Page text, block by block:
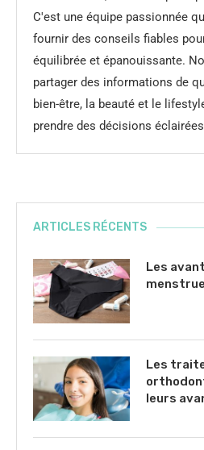
C'est une équipe passionnée
fournir des conseils fiables
équilibrée et épanouissante.
partager des informations de
bien-être, la beauté et le
prendre des décisions
ARTICLES RÉCENTS
Les
Les
leurs